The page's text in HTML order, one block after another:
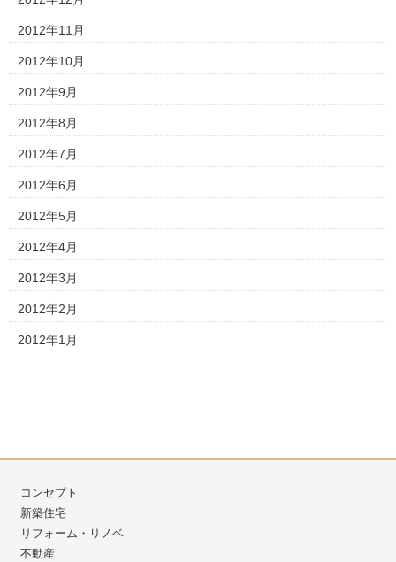
2012年11月
2012年10月
2012年9月
2012年8月
2012年7月
2012年6月
2012年5月
2012年4月
2012年3月
2012年2月
2012年1月
コンセプト
新築住宅
リフォーム・リノベ
不動産